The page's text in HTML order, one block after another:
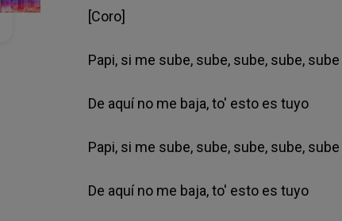
[Coro]
Papi, si me sube, sube, sube, sube, sube
De aquí no me baja, to' esto es tuyo
Papi, si me sube, sube, sube, sube, sube
De aquí no me baja, to' esto es tuyo